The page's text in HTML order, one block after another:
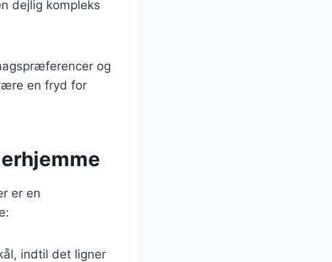
dejlig kompleks
og
en fryd for
er en
indtil det ligner